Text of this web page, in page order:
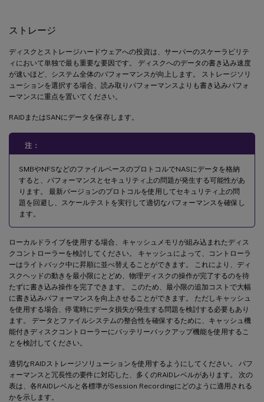
ストレージ
ディスクとストレージハードウェアへの投資は、サーバーのスケーラビリテ
ィにおいて単独で最も重要な要因です。 ディスクへのデータの書き込み速度
が速いほど、システム全体のパフォーマンスが向上します。 ストレージソリ
ューションを選択する場合、読み取りパフォーマンスよりも書き込みパフォ
ーマンスに重点を置いてください。
RAIDまたはSANにデータを保存します。
注：
SMBやNFSなどのファイルベースのプロトコルでNASにデータを格納
すると、パフォーマンスとセキュリティ上の問題が発生する可能性があ
ります。 最新バージョンのプロトコルを使用してセキュリティ上の問
題を回避し、スケールテストを実行して適切なパフォーマンスを確保し
ます。
ローカルドライブを使用する場合、キャッシュメモリが組み込まれたディス
クコントローラーを検討してください。 キャッシュによって、コントローラ
ーはライトバック中に昇順に並べ替えることができます。 これにより、ディ
スクヘッドの動きを最小限にとどめ、物理ディスクの操作が完了するのを待
たずに書き込み操作を完了できます。 このため、最小限の追加コストで大幅
に書き込みパフォーマンスを向上させることができます。 ただしキャッシュ
を使用する場合、停電時にデータ損失が発生する問題を検討する必要もあり
ます。 データとファイルシステムの整合性を確保するために、キャッシュ機
能付きディスクコントローラーにバッテリーバックアップ機能を使用するこ
とを検討してください。
適切なRAIDストレージソリューションを使用するようにしてください。 パフ
ォーマンスと冗長性の要件に対応した、多くのRAIDレベルがあります。 次の
表は、各RAIDレベルと各標準がSession Recordingにどのように適用される
かを示します。